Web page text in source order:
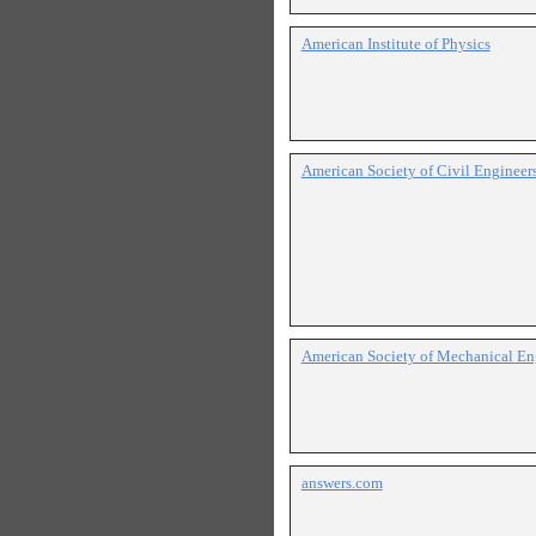
American Institute of Physics
American Society of Civil
American Society of Mechanical
answers.com